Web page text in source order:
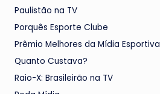
Paulistão na TV
Porquês Esporte Clube
Prêmio Melhores da Mídia Esportiva
Quanto Custava?
Raio-X: Brasileirão na TV